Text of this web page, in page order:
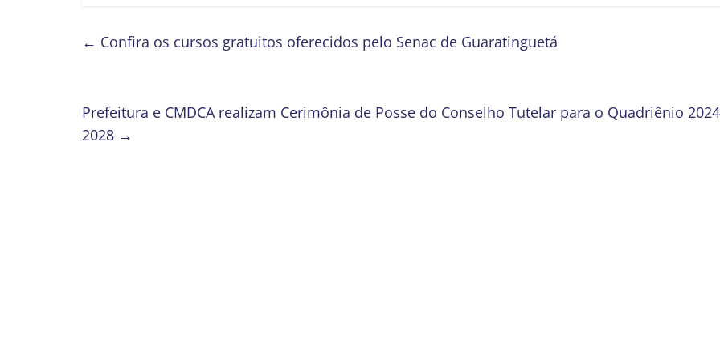
← Confira os cursos gratuitos oferecidos pelo Senac de Guaratinguetá
Prefeitura e CMDCA realizam Cerimônia de Posse do Conselho Tutelar para o Quadriênio
2028 →